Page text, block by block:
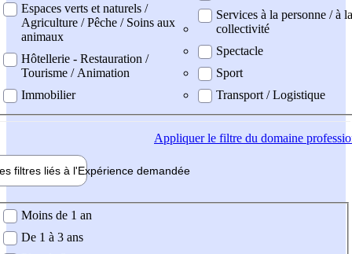
Espaces verts et naturels /
Agriculture / Pêche / Soins aux
animaux
Hôtellerie - Restauration /
Tourisme / Animation
Immobilier
Services à la personne / à la
collectivité
Spectacle
Sport
Transport / Logistique
Appliquerle filtre du domaine
filtres liés à l'Expérience demandée
demandée
Moins de 1 an
De 1 à 3 ans